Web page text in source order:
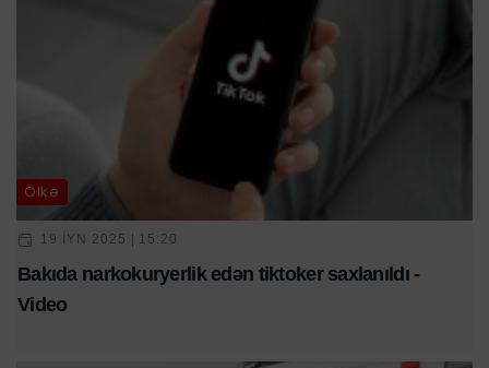
Ölkə
19 IYN 2025 | 15:20
Bakıda narkokuryerlik edən tiktoker saxlanıldı -
Video